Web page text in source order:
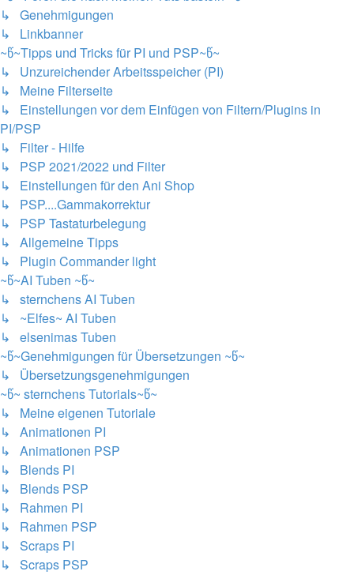
↳ Genehmigungen
↳ Linkbanner
~წ~Tipps und Tricks für PI und PSP~წ~
↳ Unzureichender Arbeitsspeicher (PI)
↳ Meine Filterseite
↳ Einstellungen vor dem Einfügen von Filtern/Plugins in
PI/PSP
↳ Filter - Hilfe
↳ PSP 2021/2022 und Filter
↳ Einstellungen für den Ani Shop
↳ PSP....Gammakorrektur
↳ PSP Tastaturbelegung
↳ Allgemeine Tipps
↳ Plugin Commander light
~წ~AI Tuben ~წ~
↳ sternchens AI Tuben
↳ ~Elfes~ AI Tuben
↳ elsenimas Tuben
~წ~Genehmigungen für Übersetzungen ~წ~
↳ Übersetzungsgenehmigungen
~წ~ sternchens Tutorials~წ~
↳ Meine eigenen Tutoriale
↳ Animationen PI
↳ Animationen PSP
↳ Blends PI
↳ Blends PSP
↳ Rahmen PI
↳ Rahmen PSP
↳ Scraps PI
↳ Scraps PSP